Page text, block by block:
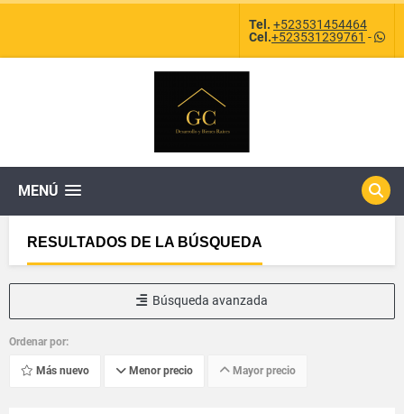
Tel. +523531454464
Cel.+523531239761 -
MENÚ
RESULTADOS DE LA BÚSQUEDA
Búsqueda avanzada
Ordenar por:
Más nuevo Menor precio Mayor precio